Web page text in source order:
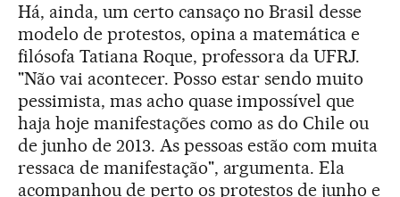
Há, ainda, um certo cansaço no Brasil desse
modelo de protestos, opina a matemática e
filósofa Tatiana Roque, professora da UFRJ.
"Não vai acontecer. Posso estar sendo muito
pessimista, mas acho quase impossível que
haja hoje manifestações como as do Chile ou
de junho de 2013. As pessoas estão com muita
ressaca de manifestação", argumenta. Ela
acompanhou de perto os protestos de junho e